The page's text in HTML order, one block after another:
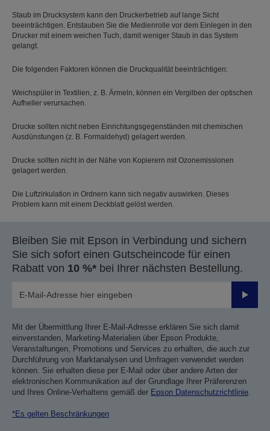
Staub im Drucksystem kann den Druckerbetrieb auf lange Sicht
beeinträchtigen. Entstauben Sie die Medienrolle vor dem Einlegen in den
Drucker mit einem weichen Tuch, damit weniger Staub in das System
gelangt.
Die folgenden Faktoren können die Druckqualität beeinträchtigen:
Weichspüler in Textilien, z. B. Ärmeln, können ein Vergilben der optischen
Aufheller verursachen.
Drucke sollten nicht neben Einrichtungsgegenständen mit chemischen
Ausdünstungen (z. B. Formaldehyd) gelagert werden.
Drucke sollten nicht in der Nähe von Kopierern mit Ozonemissionen
gelagert werden.
Die Luftzirkulation in Ordnern kann sich negativ auswirken. Dieses
Problem kann mit einem Deckblatt gelöst werden.
Bleiben Sie mit Epson in Verbindung und sichern
Sie sich sofort einen Gutscheincode für einen
Rabatt von 10 %* bei Ihrer nächsten Bestellung.
Mit der Übermittlung Ihrer E-Mail-Adresse erklären Sie sich damit
einverstanden, Marketing-Materialien über Epson Produkte,
Veranstaltungen, Promotions und Services zu erhalten, die auch zur
Durchführung von Marktanalysen und Umfragen verwendet werden
können. Sie erhalten diese per E-Mail oder über andere Arten der
elektronischen Kommunikation auf der Grundlage Ihrer Präferenzen
und Ihres Online-Verhaltens gemäß der Epson Datenschutzrichtlinie.
*Es gelten Beschränkungen